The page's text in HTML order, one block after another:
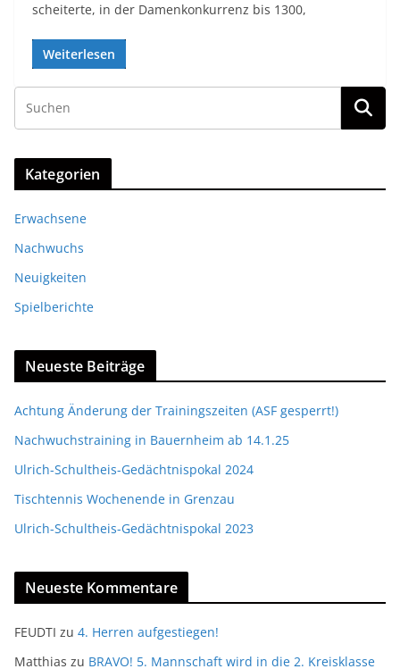
scheiterte, in der Damenkonkurrenz bis 1300,
Weiterlesen
Kategorien
Erwachsene
Nachwuchs
Neuigkeiten
Spielberichte
Neueste Beiträge
Achtung Änderung der Trainingszeiten (ASF gesperrt!)
Nachwuchstraining in Bauernheim ab 14.1.25
Ulrich-Schultheis-Gedächtnispokal 2024
Tischtennis Wochenende in Grenzau
Ulrich-Schultheis-Gedächtnispokal 2023
Neueste Kommentare
FEUDTI zu 4. Herren aufgestiegen!
Matthias zu BRAVO! 5. Mannschaft wird in die 2. Kreisklasse